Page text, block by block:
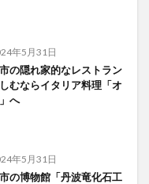
年5月31日
の隠れ家的なレストラン
むならイタリア料理「オ
へ
年5月31日
の博物館「丹波竜化石工